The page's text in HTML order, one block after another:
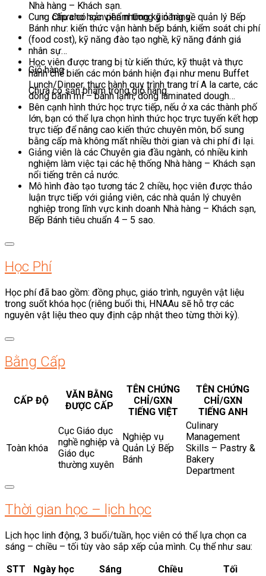
Chưa có sản phẩm trong giỏ hàng.
Giỏ hàng
Chưa có sản phẩm trong giỏ hàng.
Nhà hàng – Khách sạn.
Cung cấp cho học viên những kỹ năng về quản lý Bếp
Bánh như: kiến thức vận hành bếp bánh, kiểm soát chi phí
(food cost), kỹ năng đào tạo nghề, kỹ năng đánh giá
nhân sự…
Học viên được trang bị từ kiến thức, kỹ thuật và thực
hành chế biến các món bánh hiện đại như menu Buffet
Lunch/Dinner, thực hành quy trình trang trí A la carte, các
dòng bánh mì – bánh lạnh, dòng laminated dough…
Bên cạnh hình thức học trực tiếp, nếu ở xa các thành phố
lớn, bạn có thể lựa chọn hình thức học trực tuyến kết hợp
trực tiếp để nâng cao kiến thức chuyên môn, bổ sung
bằng cấp mà không mất nhiều thời gian và chi phí đi lại.
Giảng viên là các Chuyên gia đầu ngành, có nhiều kinh
nghiệm làm việc tại các hệ thống Nhà hàng – Khách sạn
nổi tiếng trên cả nước.
Mô hình đào tạo tương tác 2 chiều, học viên được thảo
luận trực tiếp với giảng viên, các nhà quản lý chuyên
nghiệp trong lĩnh vực kinh doanh Nhà hàng – Khách sạn,
Bếp Bánh tiêu chuẩn 4 – 5 sao.
Học Phí
Học phí đã bao gồm: đồng phục, giáo trình, nguyên vật liệu
trong suốt khóa học (riêng buổi thi, HNAAu sẽ hỗ trợ các
nguyên vật liệu theo quy định cập nhật theo từng thời kỳ).
Bằng Cấp
CẤP ĐỘ
VĂN BẰNG
ĐƯỢC CẤP
TÊN CHỨNG
CHỈ/GXN
TIẾNG VIỆT
TÊN CHỨNG
CHỈ/GXN
TIẾNG ANH
Toàn khóa
Cục Giáo dục
nghề nghiệp và
Giáo dục
thường xuyên
Nghiệp vụ
Quản Lý Bếp
Bánh
Culinary
Management
Skills – Pastry &
Bakery
Department
Thời gian học – lịch học
Lịch học linh động, 3 buổi/tuần, học viên có thể lựa chọn ca
sáng – chiều – tối tùy vào sắp xếp của mình. Cụ thể như sau:
STT
Ngày học Sáng Chiều
Tối